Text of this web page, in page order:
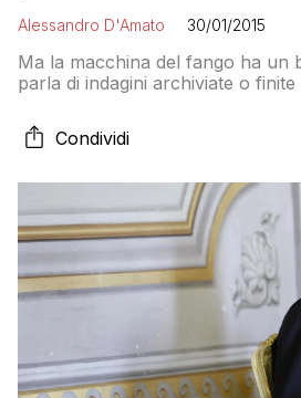
Alessandro D'Amato 30/01/2015
Ma la macchina del fango ha un
parla di indagini archiviate o
terzo fratello archiviato e la
tre milioni a Sergio da un
Condividi